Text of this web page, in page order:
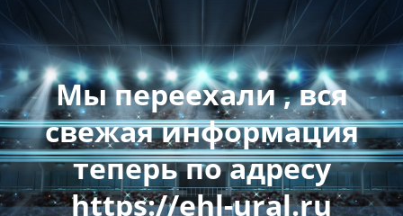
Мы переехали , вся
свежая информация
теперь по адресу
https://ehl-ural.ru